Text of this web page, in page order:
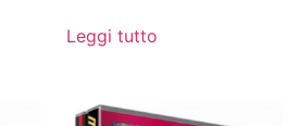
Leggi tutto